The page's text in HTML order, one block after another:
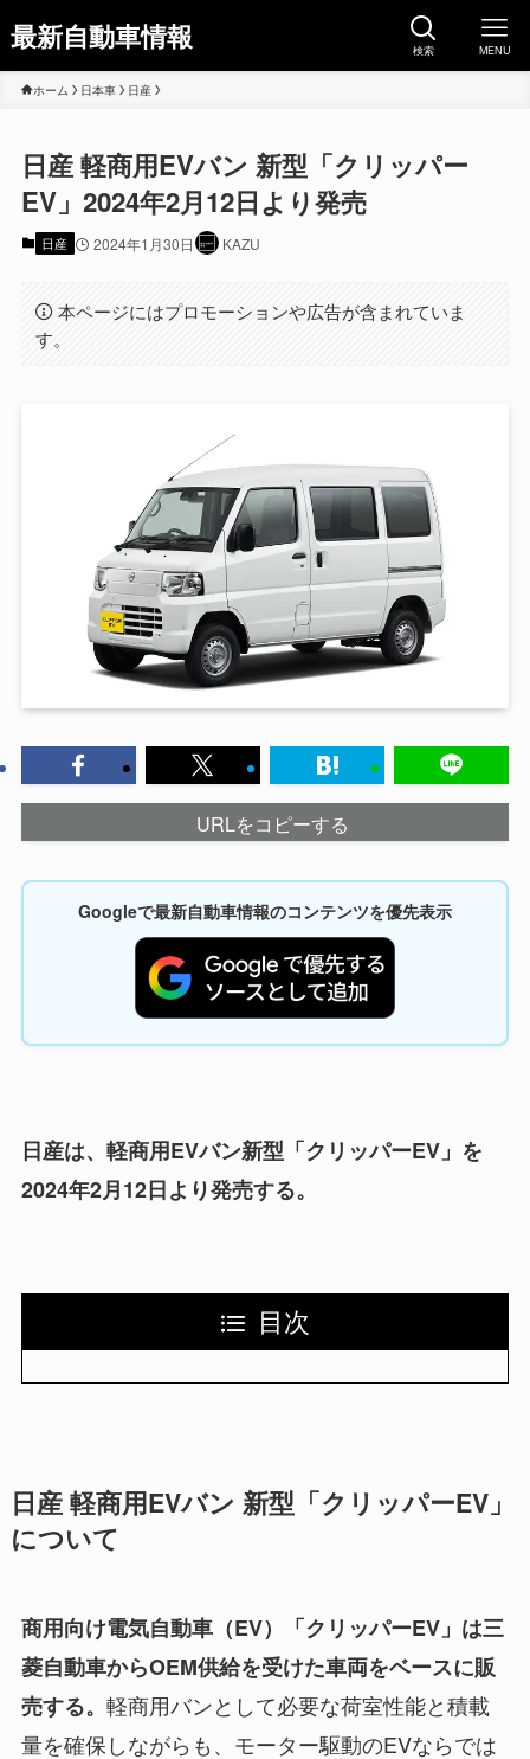
最新自動車情報 検索 MENU
ホーム 日本車 日産
日産 軽商用EVバン 新型「クリッパー
EV」2024年2月12日より発売
日産 2024年1月30日 KAZU
本ページにはプロモーションや広告が含まれていま
す。
URLをコピーする
Googleで最新自動車情報のコンテンツを優先表示
日産は、軽商用EVバン新型「クリッパーEV」を
2024年2月12日より発売する。
目次
日産 軽商用EVバン 新型「クリッパーEV」
について
商用向け電気自動車（EV）「クリッパーEV」は三
菱自動車からOEM供給を受けた車両をベースに販
売する。 軽商用バンとして必要な荷室性能と積載
量を確保しながらも、モーター駆動のEVならでは